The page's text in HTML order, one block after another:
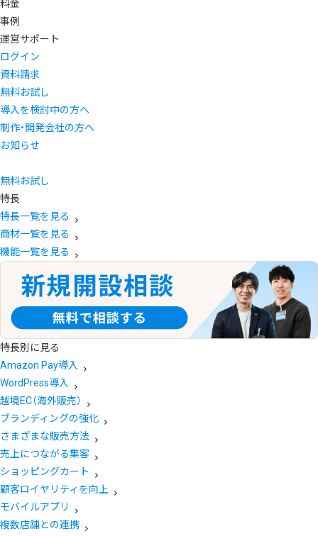
料金
事例
運営サポート
ログイン
資料請求
無料お試し
導入を検討中の方へ
制作・開発会社の方へ
お知らせ
無料お試し
特長
特長一覧を見る
商材一覧を見る
機能一覧を見る
特長別に見る
Amazon Pay導入
WordPress導入
越境EC（海外販売）
ブランディングの強化
さまざまな販売方法
売上につながる集客
ショッピングカート
顧客ロイヤリティを向上
モバイルアプリ
複数店舗との連携